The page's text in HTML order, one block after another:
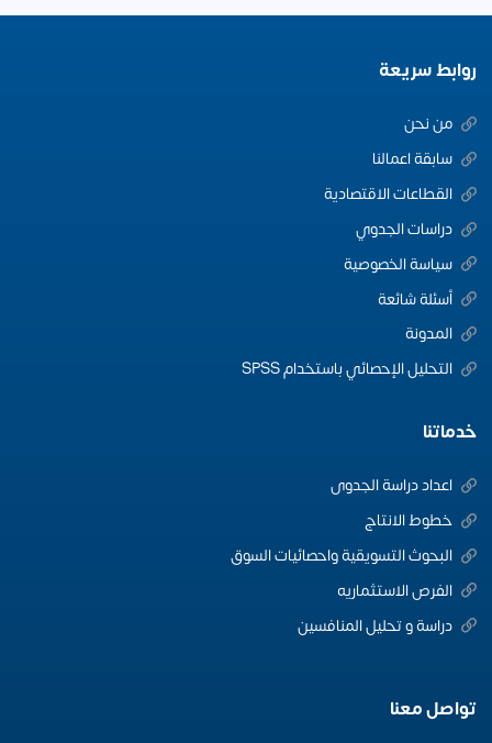
روابط سريعة
من نحن
سابقة اعمالنا
القطاعات الاقتصادية
دراسات الجدوي
سياسة الخصوصية
أسئلة شائعة
المدونة
التحليل الإحصائي باستخدام SPSS
خدماتنا
اعداد دراسة الجدوى
خطوط الانتاج
البحوث التسويقية واحصائيات السوق
الفرص الاستثماريه
دراسة و تحليل المنافسين
تواصل معنا